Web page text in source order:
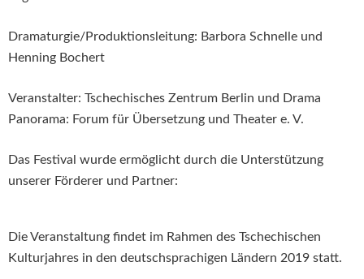
Dramaturgie/Produktionsleitung: Barbora Schnelle und
Henning Bochert
Veranstalter: Tschechisches Zentrum Berlin und Drama
Panorama: Forum für Übersetzung und Theater e. V.
Das Festival wurde ermöglicht durch die Unterstützung
unserer Förderer und Partner:
Die Veranstaltung findet im Rahmen des Tschechischen
Kulturjahres in den deutschsprachigen Ländern 2019 statt.